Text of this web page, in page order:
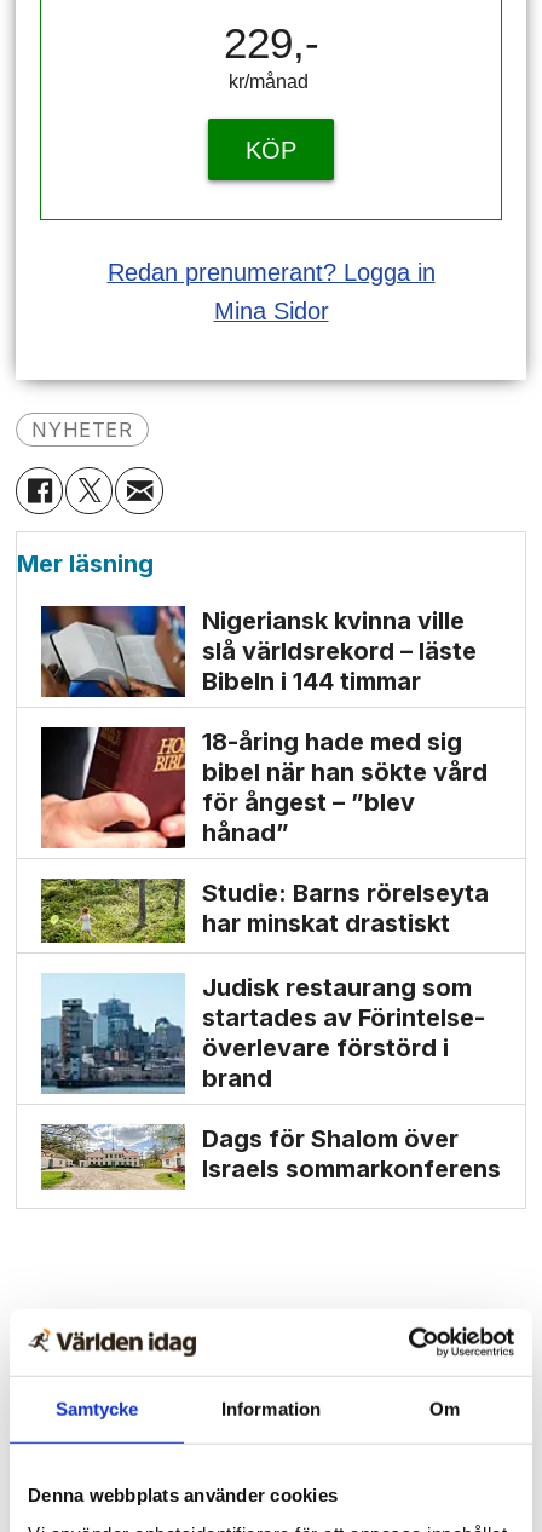
Samtycke Information Om
Denna webbplats använder cookies
229,-
kr/månad ​​​​​​
KÖP
Redan prenumerant? Logga in
Mina Sidor
NYHETER
Mer läsning
Nigeriansk kvinna ville
slå världs­rekord – läste
Bibeln i 144 timmar
18-åring hade med sig
bibel när han sökte vård
för ångest – ”blev
hånad”
Studie: Barns rörelseyta
har minskat drastiskt
Judisk restaurang som
startades av Förintelse­
överlevare förstörd i
brand
Dags för Shalom över
Israels sommarkonferens